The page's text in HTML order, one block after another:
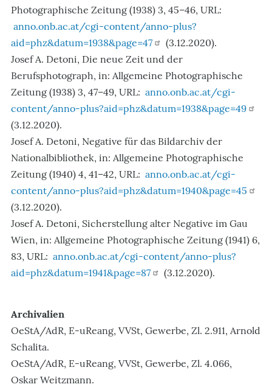
Photographische Zeitung (1938) 3, 45–46, URL:
anno.onb.ac.at/cgi-content/anno-plus?
aid=phz&datum=1938&page=47
(3.12.2020).
Josef A. Detoni, Die neue Zeit und der
Berufsphotograph, in: Allgemeine Photographische
Zeitung (1938) 3, 47–49, URL: anno.onb.ac.at/cgi-
content/anno-plus?aid=phz&datum=1938&page=49
(3.12.2020).
Josef A. Detoni, Negative für das Bildarchiv der
Nationalbibliothek, in: Allgemeine Photographische
Zeitung (1940) 4, 41–42, URL: anno.onb.ac.at/cgi-
content/anno-plus?aid=phz&datum=1940&page=45
(3.12.2020).
Josef A. Detoni, Sicherstellung alter Negative im Gau
Wien, in: Allgemeine Photographische Zeitung (1941) 6,
83, URL: anno.onb.ac.at/cgi-content/anno-plus?
aid=phz&datum=1941&page=87
(3.12.2020).
Archivalien
OeStA/AdR, E-uReang, VVSt, Gewerbe, Zl. 2.911, Arnold
Schalita.
OeStA/AdR, E-uReang, VVSt, Gewerbe, Zl. 4.066,
Oskar Weitzmann.